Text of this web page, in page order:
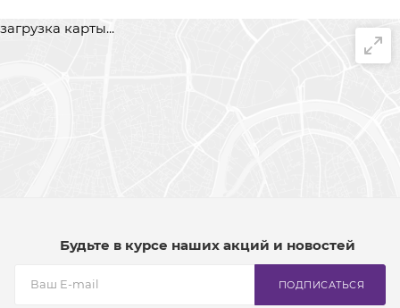
загрузка карты...
Будьте в курсе наших акций и новостей
ПОДПИСАТЬСЯ